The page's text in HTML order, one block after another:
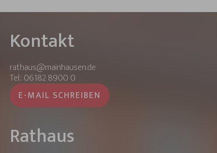
Kontakt
rathaus@mainhausen.de
Tel.: 06182 8900 0
E-MAIL SCHREIBEN
Rathaus